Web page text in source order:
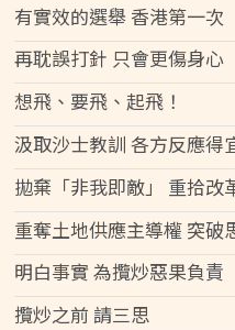
有實效的選舉 香港第一次
再耽誤打針 只會更傷身心
想飛、要飛、起飛！
汲取沙士教訓 各方反應得
拋棄「非我即敵」 重拾改
重奪土地供應主導權 突破
明白事實 為攬炒惡果負責
攬炒之前 請三思